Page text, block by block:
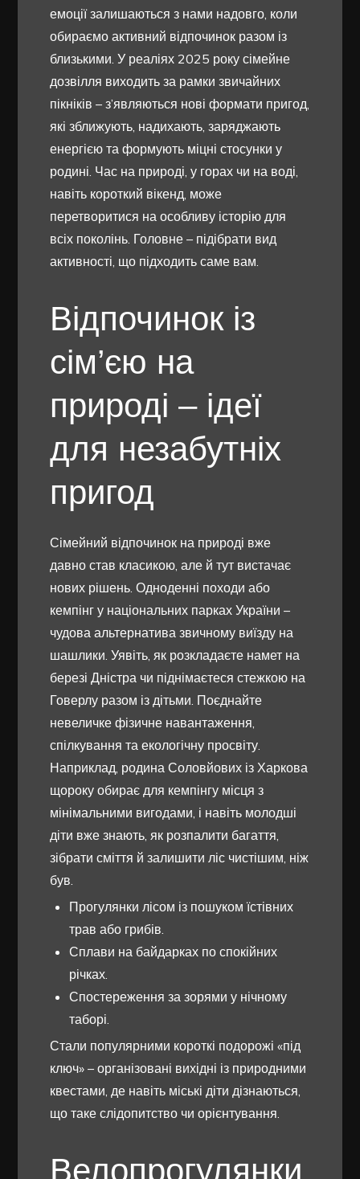
емоції залишаються з нами надовго, коли
обираємо активний відпочинок разом із
близькими. У реаліях 2025 року сімейне
дозвілля виходить за рамки звичайних
пікніків – з’являються нові формати пригод,
які зближують, надихають, заряджають
енергією та формують міцні стосунки у
родині. Час на природі, у горах чи на воді,
навіть короткий вікенд, може
перетворитися на особливу історію для
всіх поколінь. Головне – підібрати вид
активності, що підходить саме вам.
Відпочинок із
сім’єю на
природі – ідеї
для незабутніх
пригод
Сімейний відпочинок на природі вже
давно став класикою, але й тут вистачає
нових рішень. Одноденні походи або
кемпінг у національних парках України –
чудова альтернатива звичному виїзду на
шашлики. Уявіть, як розкладаєте намет на
березі Дністра чи піднімаєтеся стежкою на
Говерлу разом із дітьми. Поєднайте
невеличке фізичне навантаження,
спілкування та екологічну просвіту.
Наприклад, родина Соловйових із Харкова
щороку обирає для кемпінгу місця з
мінімальними вигодами, і навіть молодші
діти вже знають, як розпалити багаття,
зібрати сміття й залишити ліс чистішим, ніж
був.
Прогулянки лісом із пошуком їстівних
трав або грибів.
Сплави на байдарках по спокійних
річках.
Спостереження за зорями у нічному
таборі.
Стали популярними короткі подорожі «під
ключ» – організовані вихідні із природними
квестами, де навіть міські діти дізнаються,
що таке слідопитство чи орієнтування.
Велопрогулянки